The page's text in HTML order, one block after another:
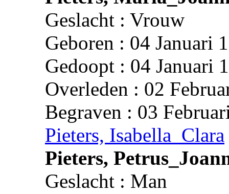
Geslacht : Vrouw
Geboren : 04 Januari
Gedoopt : 04 Januari
Overleden : 02
Begraven : 03
Pieters, Isabella_Clara
Pieters,
Geslacht : Man